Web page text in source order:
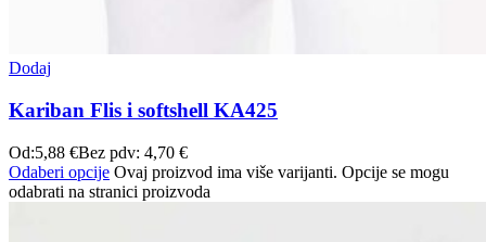
Dodaj
Kariban Flis i softshell KA425
Od:5,88 €Bez pdv: 4,70 €
Odaberi opcije Ovaj proizvod ima više varijanti. Opcije se mogu
odabrati na stranici proizvoda